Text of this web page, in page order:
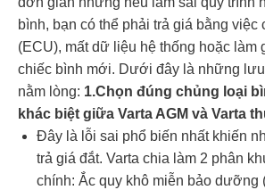
bình, bạn có thể phải trả giá bằng việc
(ECU), mất dữ liệu hệ thống hoặc làm
chiếc bình mới. Dưới đây là những
nằm lòng: 1.Chọn đúng chủng loại
khác biệt giữa Varta AGM và Varta
Đây là lỗi sai phổ biến nhất khiến
trả giá đắt. Varta chia làm 2 phân
chính: Ắc quy khô miễn bảo dưỡng